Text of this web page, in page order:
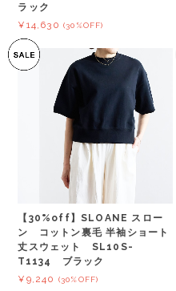
ラック
¥14,630 (30%OFF)
【30%off】SLOANE スロー
ン コットン裏毛 半袖ショート
丈スウェット SL10S-
T1134 ブラック
¥9,240
(30%OFF)